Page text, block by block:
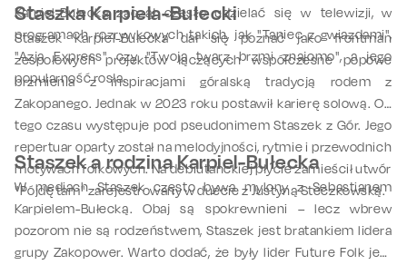
Karpiel-Bułecka zaczął często udzielać się w telewizji, w
programach rozrywkowych takich, jak "Taniec z gwiazdami",
"Azja Express" czy "Twoja twarz brzmi znajomo", a jego
popularność rosła.
Staszka Karpiela-Bułecki
Staszek Karpiel-Bułecka dał się poznać jako frontman
zespołowych projektów łączących współczesne popowe
brzmienia z inspiracjami góralską tradycją rodem z
Zakopanego. Jednak w 2023 roku postawił karierę solową. Od
tego czasu występuje pod pseudonimem Staszek z Gór. Jego
repertuar oparty został na melodyjności, rytmie i przewodnich
motywach folkowych. Na debiutanckiej płycie zamieścił utwór
"Pójdę tam" zarejestrowany w duecie z Justyną Steczkowską.
Staszek a rodzina Karpiel-Bułecka
W mediach Staszek często bywa mylony z Sebastianem
Karpielem-Bułecką. Obaj są spokrewnieni – lecz wbrew
pozorom nie są rodzeństwem, Staszek jest bratankiem lidera
grupy Zakopower. Warto dodać, że były lider Future Folk jest